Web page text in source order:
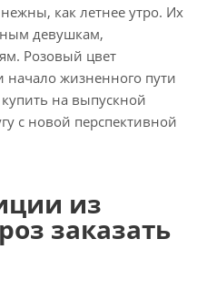
как летнее утро. Их
девушкам,
Розовый цвет
начало жизненного пути
на выпускной
с новой перспективной
из
заказать